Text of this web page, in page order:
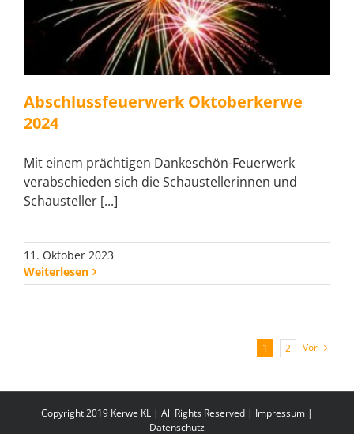
Abschlussfeuerwerk Oktoberkerwe
2024
Mit einem prächtigen Dankeschön-Feuerwerk
verabschieden sich die Schaustellerinnen und
Schausteller [...]
11. Oktober 2023
Weiterlesen
1 2 Vor
Copyright 2019 Kerwe KL | All Rights Reserved | Impressum |
Datenschutz